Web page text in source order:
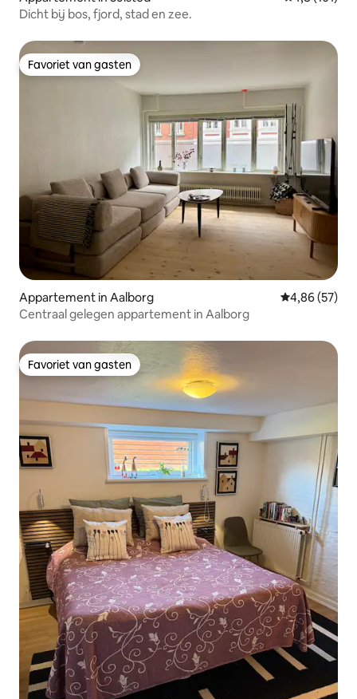
Dicht bij bos, fjord, stad en zee.
Favoriet van gasten
Favoriet van gasten
Appartement in Aalborg Gemiddelde
4,86 (57)
Centraal gelegen appartement in Aalborg
Favoriet van gasten
Favoriet van gasten